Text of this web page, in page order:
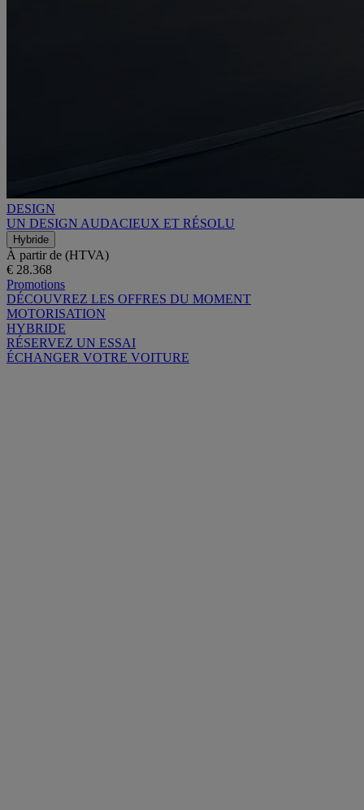
DESIGN
UN DESIGN AUDACIEUX ET RÉSOLU
Hybride
À partir de (HTVA)
€ 28.368
Promotions
DÉCOUVREZ LES OFFRES DU MOMENT
MOTORISATION
HYBRIDE
RÉSERVEZ UN ESSAI
ÉCHANGER VOTRE VOITURE